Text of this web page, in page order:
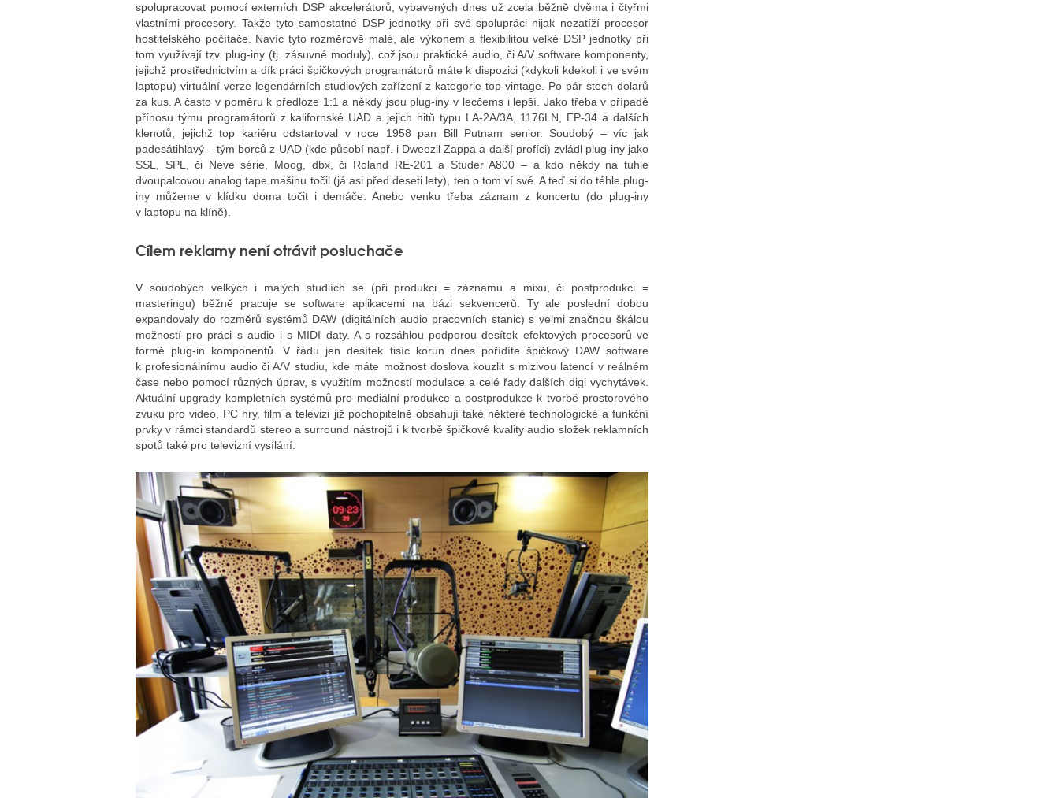
spolupracovat pomocí externích DSP akcelerátorů, vybavených dnes už zcela běžně dvěma i čtyřmi
vlastními procesory. Takže tyto samostatné DSP jednotky při své spolupráci nijak nezatíží procesor
hostitelského počítače. Navíc tyto rozměrově malé, ale výkonem a flexibilitou velké DSP jednotky při
tom využívají tzv. plug-iny (tj. zásuvné moduly), což jsou praktické audio, či A/V software komponenty,
jejichž prostřednictvím a dík práci špičkových programátorů máte k dispozici (kdykoli kdekoli i ve svém
laptopu) virtuální verze legendárních studiových zařízení z kategorie top-vintage. Po pár stech dolarů
za kus. A často v poměru k předloze 1:1 a někdy jsou plug-iny v lecčems i lepší. Jako třeba v případě
přínosu týmu programátorů z kalifornské UAD a jejich hitů typu LA-2A/3A, 1176LN, EP-34 a dalších
klenotů, jejichž top kariéru odstartoval v roce 1958 pan Bill Putnam senior. Soudobý – víc jak
padesátihlavý – tým borců z UAD (kde působí např. i Dweezil Zappa a další profíci) zvládl plug-iny jako
SSL, SPL, či Neve série, Moog, dbx, či Roland RE-201 a Studer A800 – a kdo někdy na tuhle
dvoupalcovou analog tape mašinu točil (já asi před deseti lety), ten o tom ví své. A teď si do téhle plug-
iny můžeme v klídku doma točit i demáče. Anebo venku třeba záznam z koncertu (do plug-iny
v laptopu na klíně).
Cílem reklamy není otrávit posluchače
V soudobých velkých i malých studiích se (při produkci = záznamu a mixu, či postprodukci =
masteringu) běžně pracuje se software aplikacemi na bázi sekvencerů. Ty ale poslední dobou
expandovaly do rozměrů systémů DAW (digitálních audio pracovních stanic) s velmi značnou škálou
možností pro práci s audio i s MIDI daty. A s rozsáhlou podporou desítek efektových procesorů ve
formě plug-in komponentů. V řádu jen desítek tisíc korun dnes pořídíte špičkový DAW software
k profesionálnímu audio či A/V studiu, kde máte možnost doslova kouzlit s mizivou latencí v reálném
čase nebo pomocí různých úprav, s využitím možností modulace a celé řady dalších digi vychytávek.
Aktuální upgrady kompletních systémů pro mediální produkce a postprodukce k tvorbě prostorového
zvuku pro video, PC hry, film a televizi již pochopitelně obsahují také některé technologické a funkční
prvky v rámci standardů stereo a surround nástrojů i k tvorbě špičkové kvality audio složek reklamních
spotů také pro televizní vysílání.